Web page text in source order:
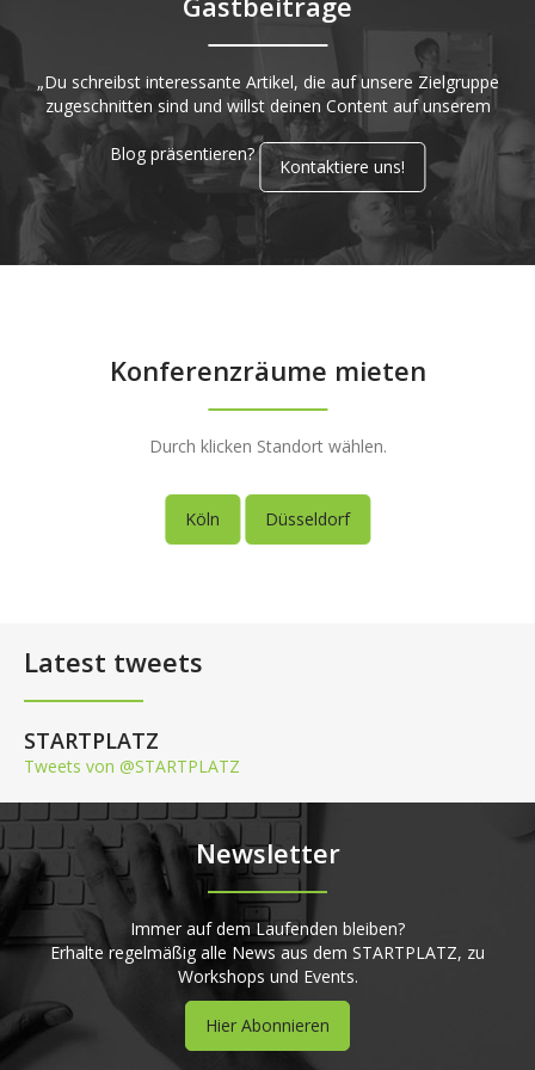
„Du schreibst interessante Artikel, die auf unsere Zielgruppe
zugeschnitten sind und willst deinen Content auf unserem
Blog präsentieren?
Kontaktiere uns!
Konferenzräume mieten
Durch klicken Standort wählen.
Köln Düsseldorf
Latest tweets
STARTPLATZ
Tweets von @STARTPLATZ
Newsletter
Immer auf dem Laufenden bleiben?
Erhalte regelmäßig alle News aus dem STARTPLATZ, zu
Workshops und Events.
Hier Abonnieren